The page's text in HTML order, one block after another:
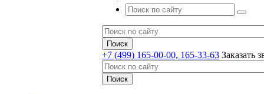
+7 (499) 165-00-00, 165-33-63 Заказать